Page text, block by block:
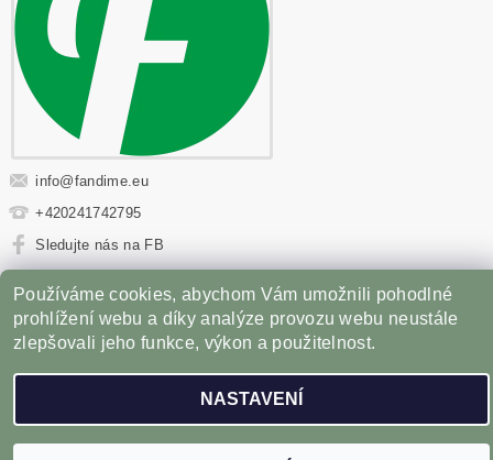
info@fandime.eu
+420241742795
Sledujte nás na FB
Sportovní výživa | Fitness oblečení | Věci z filmů |
Příslušenství pro Gril
Vytvořil Shoptet
Používáme cookies, abychom Vám umožnili pohodlné
prohlížení webu a díky analýze provozu webu neustále
zlepšovali jeho funkce, výkon a použitelnost.
NASTAVENÍ